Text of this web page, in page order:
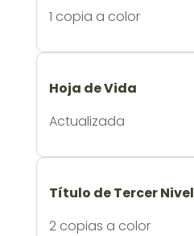
1 copia a color
Hoja de Vida
Actualizada
Título de Tercer Nivel
2 copias a color